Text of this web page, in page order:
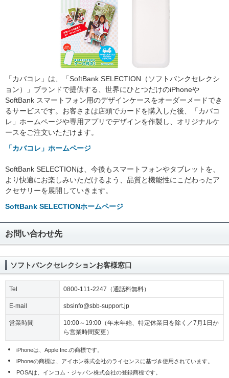
「カバコレ」は、「SoftBank SELECTION（ソフトバンクセレクシ
ョン）」ブランドで提供する、世界にひとつだけのiPhoneや
SoftBank スマートフォン用のデザインケースをオーダーメードでき
るサービスです。お客さまは店頭でカードを購入した後、「カバコ
レ」ホームページや専用アプリでデザインを作製し、オリジナルケ
ースをご注文いただけます。
「カバコレ」ホームページ
SoftBank SELECTIONは、今後もスマートフォンやタブレットを、
より快適にお楽しみいただけるよう、品質と機能性にこだわったア
クセサリーを展開していきます。
SoftBank SELECTIONホームページ
お問い合わせ先
ソフトバンクセレクションお客様窓口
Tel 0800-111-2247（通話料無料）
E-mail sbsinfo@sbb-support.jp
営業時間
10:00～19:00（年末年始、特定休業日を除く／7月1日か
ら営業時間変更）
iPhoneは、Apple Inc.の商標です。
iPhoneの商標は、アイホン株式会社のライセンスに基づき使用されています。
POSAは、インコム・ジャパン株式会社の登録商標です。